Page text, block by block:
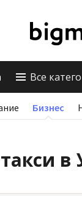
Все
Бизнес
в